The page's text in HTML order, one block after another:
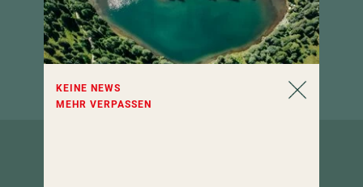
KEINE NEWS
MEHR VERPASSEN